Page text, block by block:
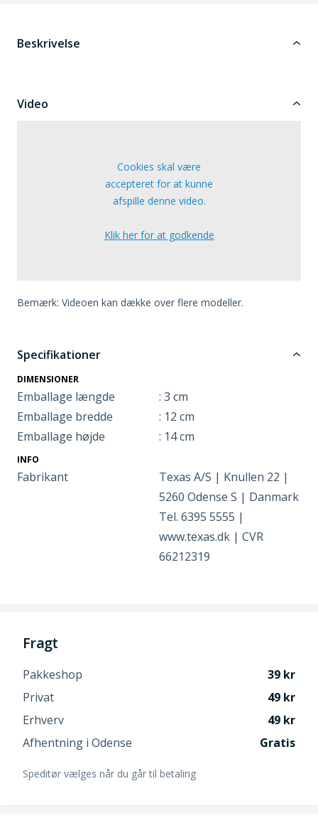
Beskrivelse
Video
Cookies skal være
accepteret for at kunne
afspille denne video.
Klik her for at godkende
Bemærk: Videoen kan dække over flere modeller.
Specifikationer
DIMENSIONER
Emballage længde
: 3 cm
Emballage bredde
: 12 cm
Emballage højde
: 14 cm
INFO
Fabrikant
Texas A/S | Knullen 22 |
5260 Odense S | Danmark
Tel. 6395 5555 |
www.texas.dk | CVR
66212319
Fragt
Pakkeshop
39
Privat
49
Erhverv
49
Afhentning i Odense
Gratis
Speditør vælges når du går til betaling